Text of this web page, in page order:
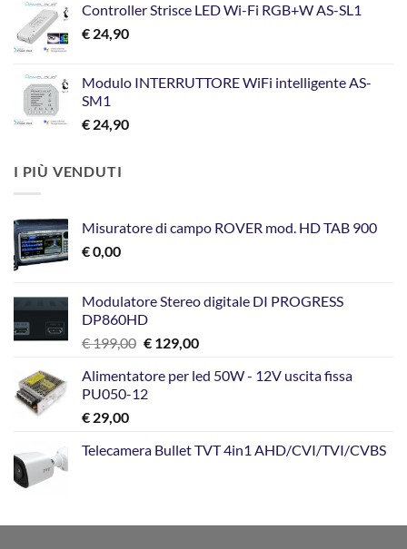
Controller Strisce LED Wi-Fi RGB+W AS-SL1
€ 24,90
Modulo INTERRUTTORE WiFi intelligente AS-
SM1
€ 24,90
I PIÙ VENDUTI
Misuratore di campo ROVER mod. HD TAB 900
€0,00
Modulatore Stereo digitale DI PROGRESS
DP860HD
€199,00 Il
originale
era:
€129,00Il
attuale
Alimentatore per led 50W - 12V uscita fissa
PU050-12
€ 29,00
Telecamera Bullet TVT 4in1 AHD/CVI/TVI/CVBS